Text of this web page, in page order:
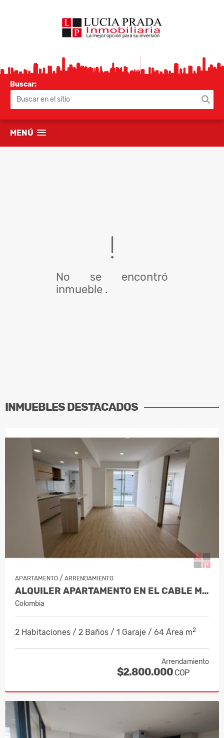
Buscar:
MENÚ
No se encontró
inmueble .
INMUEBLESDESTACADOS
APARTAMENTO / ARRENDAMIENTO
ALQUILER APARTAMENTO EN EL CABLE MAN…
Colombia
2 Habitaciones / 2 Baños / 1 Garaje / 64 Área m2
Arrendamiento
$2.800.000 COP